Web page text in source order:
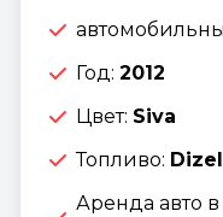
Год: 2012
Цвет: Siva
Топливо: Dizel
Аренда авто